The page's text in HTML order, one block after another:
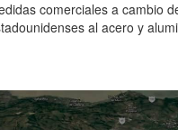
comerciales a cambio
al acero y